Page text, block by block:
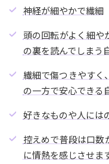
神経が細やかで繊細
頭の回転がよく細や
の裏を読んでしまう
繊細で傷つきやすく
の一方で安心できる
好きなものや人には
控えめで普段は口数
に情熱を感じさせま